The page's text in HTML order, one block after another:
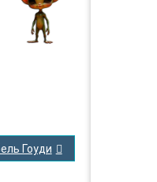
Гоуди